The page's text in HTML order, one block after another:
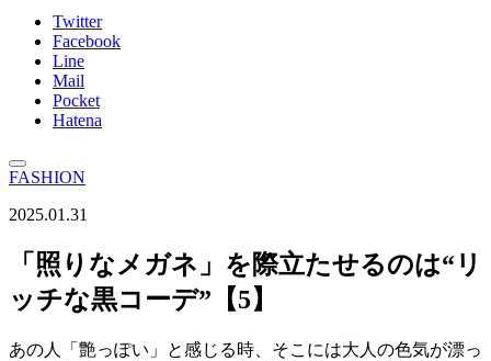
Twitter
Facebook
Line
Mail
Pocket
Hatena
FASHION
2025.01.31
「照りなメガネ」を際立たせるのは“リ
ッチな黒コーデ”【5】
あの人「艶っぽい」と感じる時、そこには大人の色気が漂っ